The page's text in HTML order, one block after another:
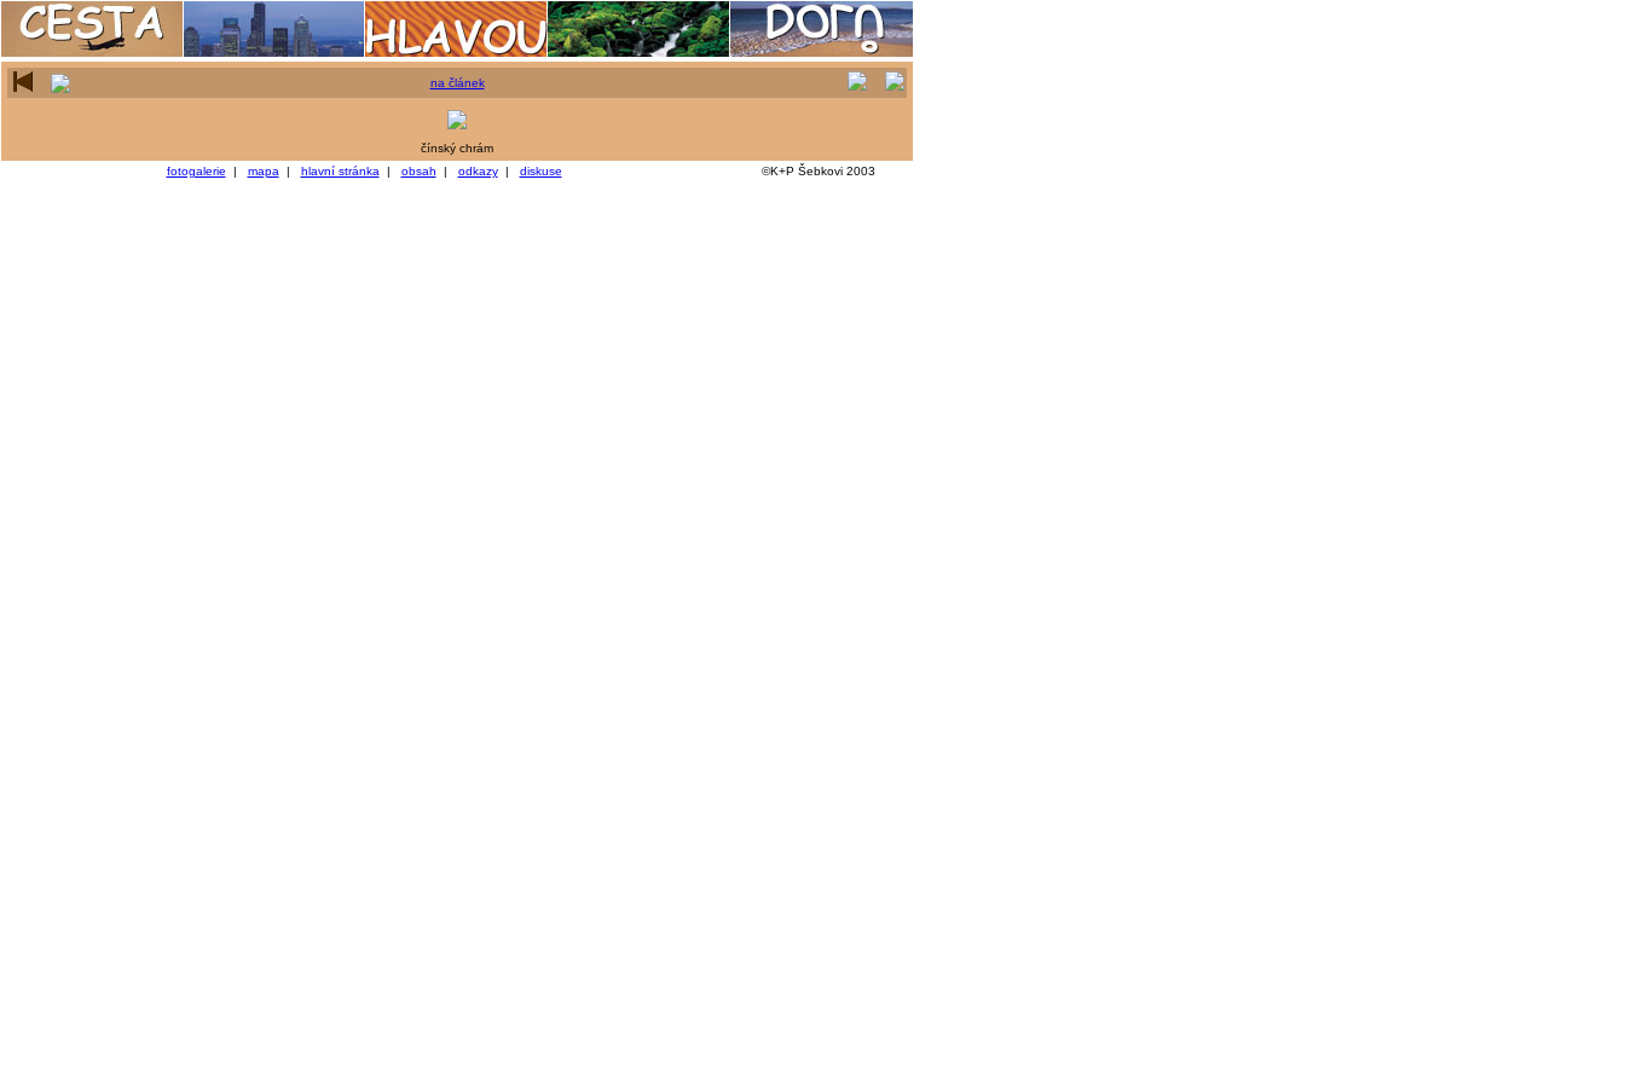
na článek
čínský chrám
fotogalerie | mapa | hlavní stránka | obsah | odkazy| diskuse ©K+P Šebkovi 2003